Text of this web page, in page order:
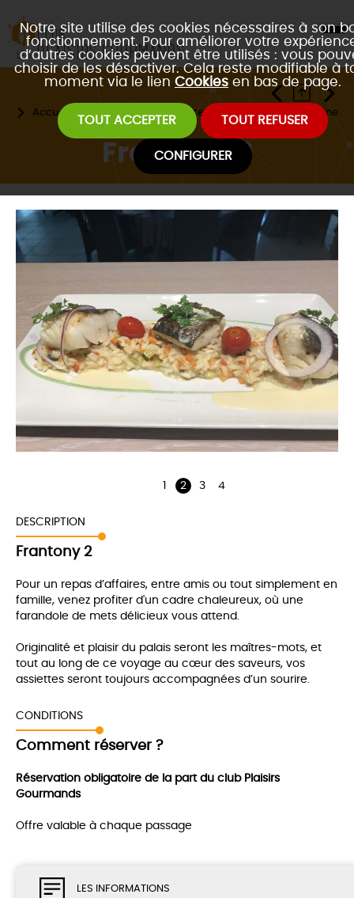
Notre site utilise des cookies nécessaires à son
fonctionnement. Pour améliorer votre
d’autres cookies peuvent être utilisés : vous
choisir de les désactiver. Cela reste modifiable à
moment via le lien Cookies en bas de page.
TOUT ACCEPTER TOUT REFUSER
CONFIGURER
Accueil Les restaurants partenaires Type de cuisine
Frantony 2
LES INFORMATIONS
1 2 3 4
DESCRIPTION
Frantony 2
Pour un repas d’affaires, entre amis ou tout simplement en
famille, venez profiter d'un cadre chaleureux, où une
farandole de mets délicieux vous attend.
Originalité et plaisir du palais seront les maîtres-mots, et
tout au long de ce voyage au cœur des saveurs, vos
assiettes seront toujours accompagnées d’un sourire.
CONDITIONS
Comment réserver ?
Réservation obligatoire de la part du club Plaisirs
Gourmands
Offre valable à chaque passage